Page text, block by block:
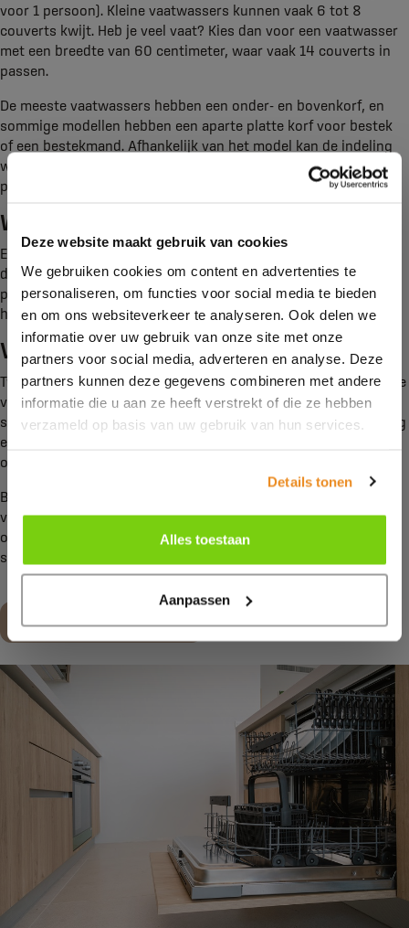
Deze website maakt gebruik van cookies
We gebruiken cookies om content en advertenties te
personaliseren, om functies voor social media te bieden
en om ons websiteverkeer te analyseren. Ook delen we
informatie over uw gebruik van onze site met onze
partners voor social media, adverteren en analyse. Deze
partners kunnen deze gegevens combineren met andere
informatie die u aan ze heeft verstrekt of die ze hebben
verzameld op basis van uw gebruik van hun services.
Details tonen
Alles toestaan
Aanpassen
voor 1 persoon). Kleine vaatwassers kunnen vaak 6 tot 8
couverts kwijt. Heb je veel vaat? Kies dan voor een vaatwasser
met een breedte van 60 centimeter, waar vaak 14 couverts in
passen.
De meeste vaatwassers hebben een onder- en bovenkorf, en
sommige modellen hebben een aparte platte korf voor bestek
of een bestekmand. Afhankelijk van het model kan de indeling
worden aangepast. Kies voor een indeling die het beste bij jou
past.
Wasprogramma’s
Elke vaatwasser heeft verschillende wasprogramma’s. Met één
druk op de knop start je het gewenste programma. Welke
programma’s beschikbaar zijn, hangt af van het model. Laat je
hier goed over informeren.
Voordelen van een nieuwe vaatwasser
Twijfel je of je toe bent aan een nieuwe vaatwasser? Een nieuwe
vaatwasser biedt veel voordelen. Nieuwere modellen zijn vaak
stiller, hebben een betere programmering, een flexibele indeling
en zijn veiliger. Dankzij de nieuwste technologieën hebben ze
ook meer uitgebreide functies dan je gewend bent.
Bij Kroon Keukens & Badkamers adviseren we je graag over de
verschillende vaatwassers. We hebben diverse modellen en
opties en denken graag met je mee. Kom langs in onze
showroom voor persoonlijk advies.
Maak een afspraak